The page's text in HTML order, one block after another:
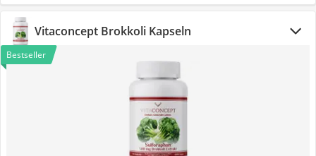
Vitaconcept Brokkoli Kapseln
Bestseller